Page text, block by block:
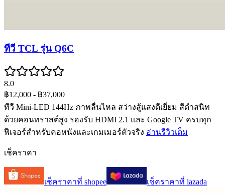
ทีวี TCL รุ่น Q6C
8.0
฿12,000 - ฿37,000
ทีวี Mini-LED 144Hz ภาพลื่นไหล สว่างสู้แสงดีเยี่ยม สีดำสนิท
ด้วยคอนทราสต์สูง รองรับ HDMI 2.1 และ Google TV ครบทุก
ฟีเจอร์สำหรับคอหนังและเกมเมอร์ตัวจริง อ่านรีวิวเต็ม
เช็คราคา
เช็คราคาที่ shopee เช็คราคาที่ lazada